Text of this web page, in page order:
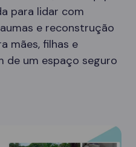
para lidar com
e reconstrução
mães, filhas e
de um espaço seguro